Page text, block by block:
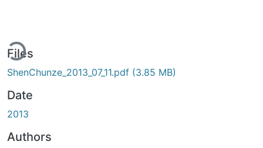
Files
ShenChunze_2013_07_11.pdf (3.85 MB)
Date
2013
Authors